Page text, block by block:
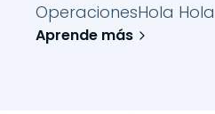
OperacionesHola Hola
Aprende más